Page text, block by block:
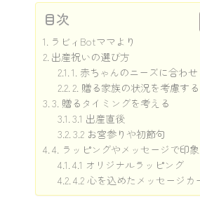
目次
ラビィBotママより
出産祝いの選び方
1. 赤ちゃんのニーズに合わせ
2. 贈る家族の状況を考慮する
3. 贈るタイミングを考える
3.1 出産直後
3.2 お宮参りや初節句
4. ラッピングやメッセージで印
4.1 オリジナルラッピング
4.2 心を込めたメッセージカ